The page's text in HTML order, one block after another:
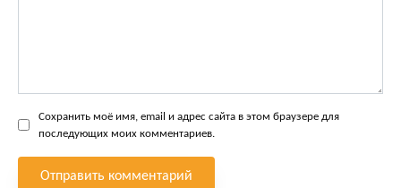
Сохранить моё имя, email и адрес сайта в этом браузере для
последующих моих комментариев.